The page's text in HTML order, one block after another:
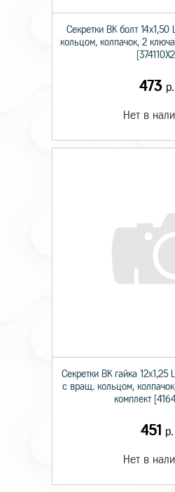
Секретки BK болт
кольцом, колпачок, 2
[374110X2]
473 р.
Нет в
Секретки BK гайка 12х1,25
с вращ. кольцом,
комплект
451 р.
Нет в